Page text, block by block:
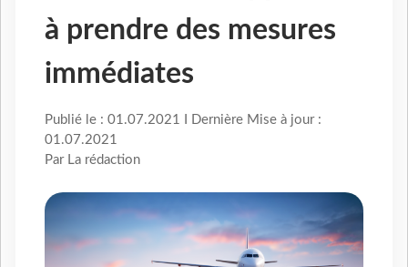
à prendre des mesures
immédiates
Publié le : 01.07.2021 I Dernière Mise à jour :
01.07.2021
Par La rédaction